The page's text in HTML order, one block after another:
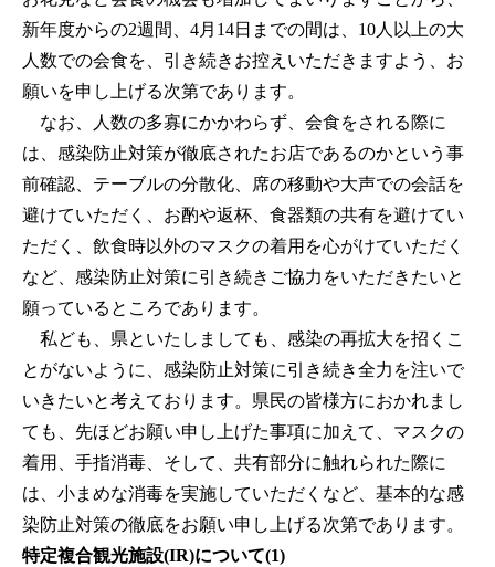
新年度からの2週間、4月14日までの間は、10人以上の大
人数での会食を、引き続きお控えいただきますよう、お
願いを申し上げる次第であります。
なお、人数の多寡にかかわらず、会食をされる際に
は、感染防止対策が徹底されたお店であるのかという事
前確認、テーブルの分散化、席の移動や大声での会話を
避けていただく、お酌や返杯、食器類の共有を避けてい
ただく、飲食時以外のマスクの着用を心がけていただく
など、感染防止対策に引き続きご協力をいただきたいと
願っているところであります。
私ども、県といたしましても、感染の再拡大を招くこ
とがないように、感染防止対策に引き続き全力を注いで
いきたいと考えております。県民の皆様方におかれまし
ても、先ほどお願い申し上げた事項に加えて、マスクの
着用、手指消毒、そして、共有部分に触れられた際に
は、小まめな消毒を実施していただくなど、基本的な感
染防止対策の徹底をお願い申し上げる次第であります。
特定複合観光施設(IR)について(1)